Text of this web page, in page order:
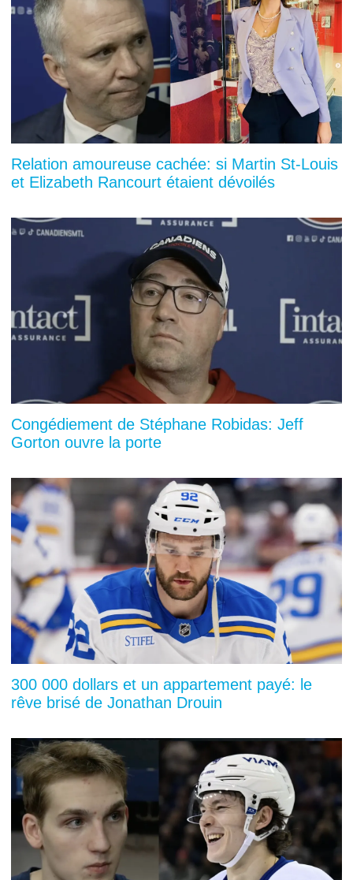
Relation amoureuse cachée: si Martin St-Louis
et Elizabeth Rancourt étaient dévoilés
Congédiement de Stéphane Robidas: Jeff
Gorton ouvre la porte
300 000 dollars et un appartement payé: le
rêve brisé de Jonathan Drouin